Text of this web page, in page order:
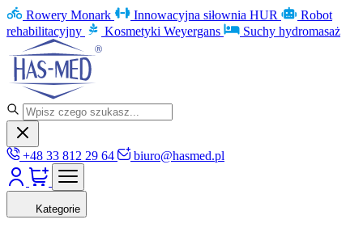
Rowery Monark Innowacyjna siłownia HUR
Robot
rehabilitacyjny
Kosmetyki Weyergans Suchy hydromasaż
+48 33 812 29 64 biuro@hasmed.pl
Kategorie